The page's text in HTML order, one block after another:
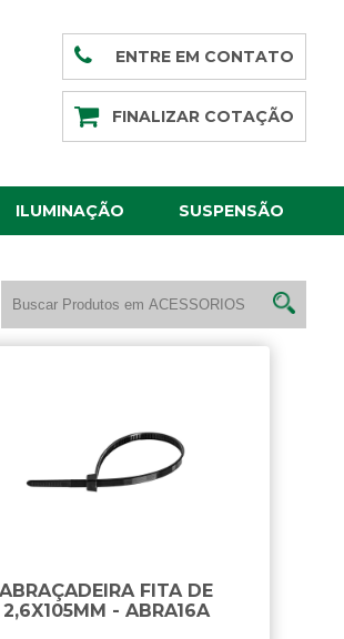
ENTRE EM CONTATO
FINALIZAR COTAÇÃO
ILUMINAÇÃO SUSPENSÃO
ABRAÇADEIRA FITA DE
2,6X105MM - ABRA16A